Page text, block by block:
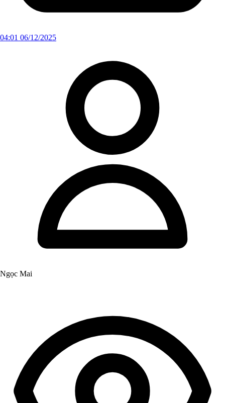
04:01 06/12/2025
Ngọc Mai